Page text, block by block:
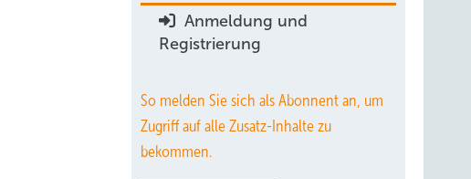
Anmeldung und
Registrierung
So melden Sie sich als Abonnent an, um
Zugriff auf alle Zusatz-Inhalte zu
bekommen.